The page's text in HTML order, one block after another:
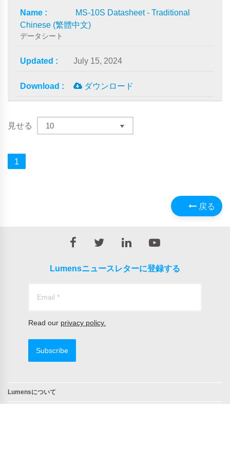
MS-10S Datasheet - Traditional
Chinese (繁體中文)
データシート
July 15, 2024
ダウンロード
見せる
1
戻る
Lumensニュースレターに登録する
Read our privacy policy.
Subscribe
Lumensについて